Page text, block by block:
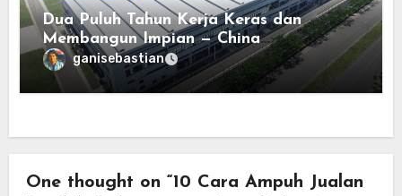
Dua Puluh Tahun Kerja Keras dan
Membangun Impian — China
Construction Fourth Engineering
Division Corp Ltd. (CSCEC-4) Telah
Meninggalkan Jejak Dalam Kooperasi
ganisebastian
One thought on “10 Cara Ampuh Jualan